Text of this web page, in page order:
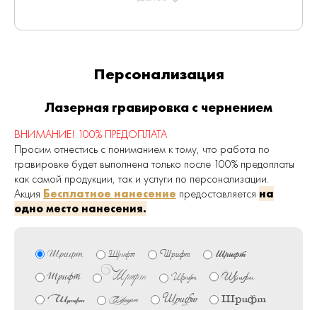
Форма корпуса круглая
Клип нержавеющая сталь
Персонализация
Лазерная гравировка с чернением
ВНИМАНИЕ! 100% ПРЕДОПЛАТА
Просим отнестись с пониманием к тому, что работа по
гравировке будет выполнена только после 100% предоплаты
как самой продукции, так и услуги по персонализации.
Акция Бесплатное нанесение предоставляется на
одно место нанесения.
Шрифт Шрифт Шрифт Шрифт
Шрифт Шрифт Шрифт Шрифт
Шрифт Шрифт Шрифт Шрифт